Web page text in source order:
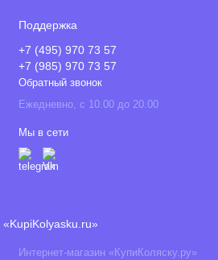
Поддержка
+7 (495) 970 73 57
+7 (985) 970 73 57
Обратный звонок
Ежедневно, с 10.00 до 20.00
Мы в сети
«KupiKolyasku.ru»
Интернет-магазин «КупиКоляску.ру»